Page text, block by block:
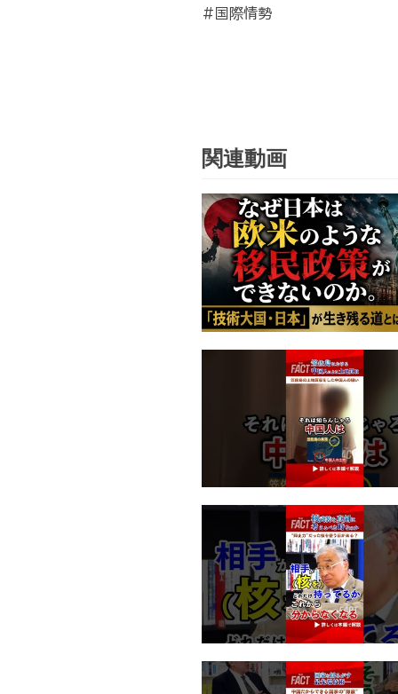
#国際情勢
関連動画